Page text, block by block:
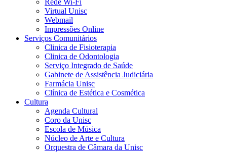
Virtual Unisc
Webmail
Impressões Online
Serviços Comunitários
Clinica de Fisioterapia
Clinica de Odontologia
Serviço Integrado de Saúde
Gabinete de Assistência Judiciária
Farmácia Unisc
Clínica de Estética e Cosmética
Cultura
Agenda Cultural
Coro da Unisc
Escola de Música
Núcleo de Arte e Cultura
Orquestra de Câmara da Unisc